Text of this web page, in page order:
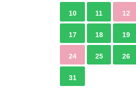
10 11 12
17 18 19
24 25 26
31